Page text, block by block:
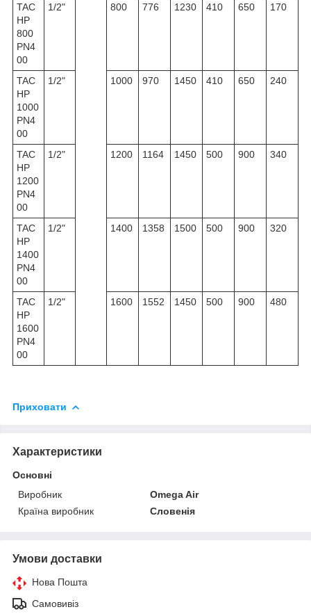
TAC
HP
800
PN4
00
1/2" 800 776 1230 410 650 170
TAC
HP
1000
PN4
00
1/2" 1000 970 1450 410 650 240
TAC
HP
1200
PN4
00
1/2" 1200 1164 1450 500 900 340
TAC
HP
1400
PN4
00
1/2" 1400 1358 1500 500 900 320
TAC
HP
1600
PN4
00
1/2" 1600 1552 1450 500 900 480
Приховати
Характеристики
Основні
Виробник
Omega Air
Країна виробник
Словенія
Умови доставки
Нова Пошта
Самовивіз